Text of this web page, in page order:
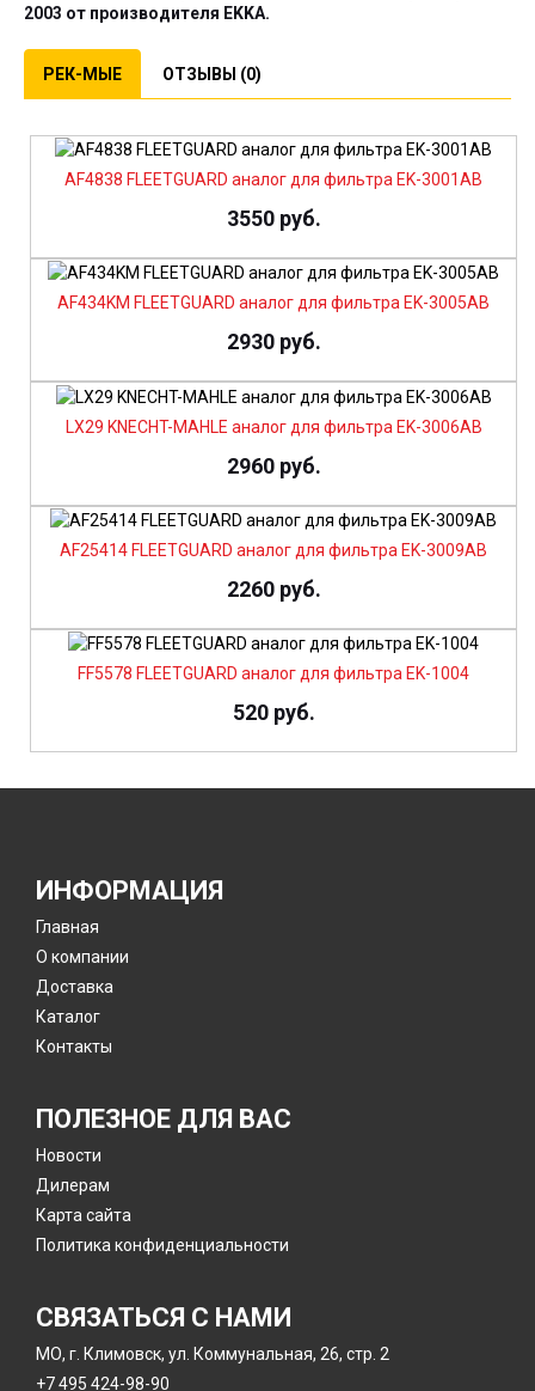
2003 от производителя EKKA.
РЕК-МЫЕ ОТЗЫВЫ (0)
AF4838 FLEETGUARD аналог для фильтра EK-3001AB
3550 руб.
AF434KM FLEETGUARD аналог для фильтра EK-3005AB
2930 руб.
LX29 KNECHT-MAHLE аналог для фильтра EK-3006AB
2960 руб.
AF25414 FLEETGUARD аналог для фильтра EK-3009AB
2260 руб.
FF5578 FLEETGUARD аналог для фильтра EK-1004
520 руб.
ИНФОРМАЦИЯ
Главная
О компании
Доставка
Каталог
Контакты
ПОЛЕЗНОЕ ДЛЯ ВАС
Новости
Дилерам
Карта сайта
Политика конфиденциальности
СВЯЗАТЬСЯ С НАМИ
МО, г. Климовск, ул. Коммунальная, 26, стр. 2
+7 495 424-98-90